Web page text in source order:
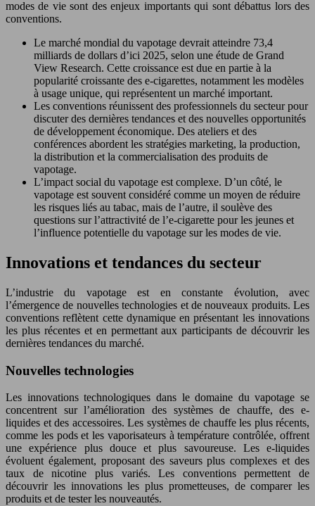
modes de vie sont des enjeux importants qui sont débattus lors des
conventions.
Le marché mondial du vapotage devrait atteindre 73,4
milliards de dollars d’ici 2025, selon une étude de Grand
View Research. Cette croissance est due en partie à la
popularité croissante des e-cigarettes, notamment les modèles
à usage unique, qui représentent un marché important.
Les conventions réunissent des professionnels du secteur pour
discuter des dernières tendances et des nouvelles opportunités
de développement économique. Des ateliers et des
conférences abordent les stratégies marketing, la production,
la distribution et la commercialisation des produits de
vapotage.
L’impact social du vapotage est complexe. D’un côté, le
vapotage est souvent considéré comme un moyen de réduire
les risques liés au tabac, mais de l’autre, il soulève des
questions sur l’attractivité de l’e-cigarette pour les jeunes et
l’influence potentielle du vapotage sur les modes de vie.
Innovations et tendances du secteur
L’industrie du vapotage est en constante évolution, avec
l’émergence de nouvelles technologies et de nouveaux produits. Les
conventions reflètent cette dynamique en présentant les innovations
les plus récentes et en permettant aux participants de découvrir les
dernières tendances du marché.
Nouvelles technologies
Les innovations technologiques dans le domaine du vapotage se
concentrent sur l’amélioration des systèmes de chauffe, des e-
liquides et des accessoires. Les systèmes de chauffe les plus récents,
comme les pods et les vaporisateurs à température contrôlée, offrent
une expérience plus douce et plus savoureuse. Les e-liquides
évoluent également, proposant des saveurs plus complexes et des
taux de nicotine plus variés. Les conventions permettent de
découvrir les innovations les plus prometteuses, de comparer les
produits et de tester les nouveautés.